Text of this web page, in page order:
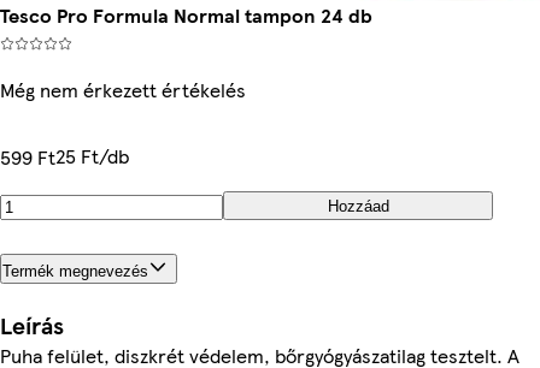
Tesco Pro Formula Normal tampon 24 db
Még nem érkezett értékelés
599 Ft25 Ft/db
Hozzáad
Termék megnevezés
Leírás
Puha felület, diszkrét védelem, bőrgyógyászatilag tesztelt. A